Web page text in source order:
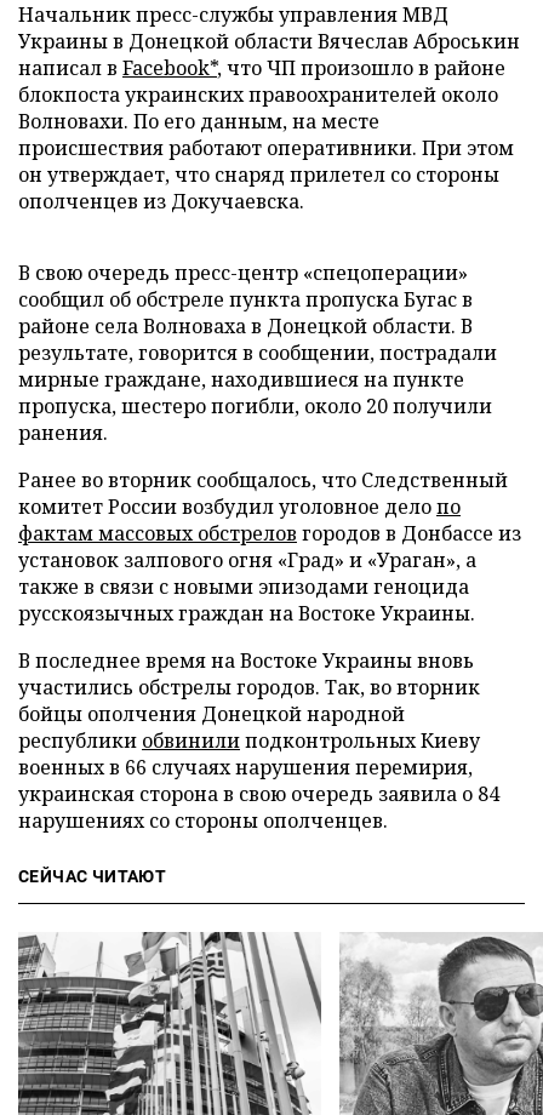
Начальник пресс-службы управления МВД
Украины в Донецкой области Вячеслав Аброськин
написал в Facebook*, что ЧП произошло в районе
блокпоста украинских правоохранителей около
Волновахи. По его данным, на месте
происшествия работают оперативники. При этом
он утверждает, что снаряд прилетел со стороны
ополченцев из Докучаевска.
В свою очередь пресс-центр «спецоперации»
сообщил об обстреле пункта пропуска Бугас в
районе села Волноваха в Донецкой области. В
результате, говорится в сообщении, пострадали
мирные граждане, находившиеся на пункте
пропуска, шестеро погибли, около 20 получили
ранения.
Ранее во вторник сообщалось, что Следственный
комитет России возбудил уголовное делопо
фактам массовых обстрелов городов в Донбассе из
установок залпового огня «Град» и «Ураган», а
также в связи с новыми эпизодами геноцида
русскоязычных граждан на Востоке Украины.
В последнее время на Востоке Украины вновь
участились обстрелы городов. Так, во вторник
бойцы ополчения Донецкой народной
республики обвинилиподконтрольных Киеву
военных в 66 случаях нарушения перемирия,
украинская сторона в свою очередь заявила о 84
нарушениях со стороны ополченцев.
СЕЙЧАС ЧИТАЮТ